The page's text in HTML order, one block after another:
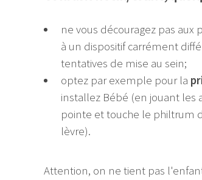
ne vous découragez pas
à un dispositif carrément
tentatives de mise au sein;
optez par exemple pour la
installez Bébé (en jouant les
pointe et touche le philtrum
lèvre).
Attention, on ne tient pas